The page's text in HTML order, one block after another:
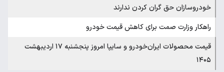
خودروسازان حق گران کردن ندارند
راهکار وزارت صمت برای کاهش قیمت خودرو
قیمت محصولات ایران‌خودرو و سایپا امروز پنجشنبه ۱۷ اردیبهشت
۱۴۰۵